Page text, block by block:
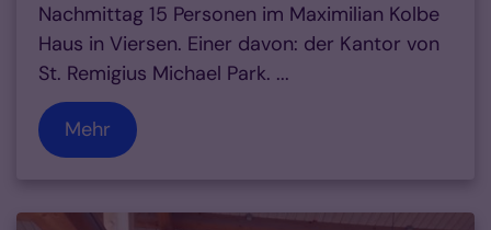
Nachmittag 15 Personen im Maximilian Kolbe
Haus in Viersen. Einer davon: der Kantor von
St. Remigius Michael Park. ...
Mehr